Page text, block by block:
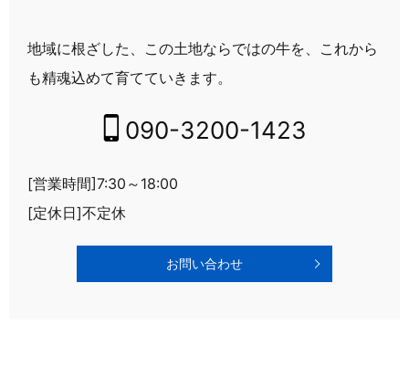
地域に根ざした、この土地ならではの牛を、 これから
も精魂込めて育てていきます。
090-3200-1423
[営業時間]7:30～18:00
[定休日]不定休
お問い合わせ